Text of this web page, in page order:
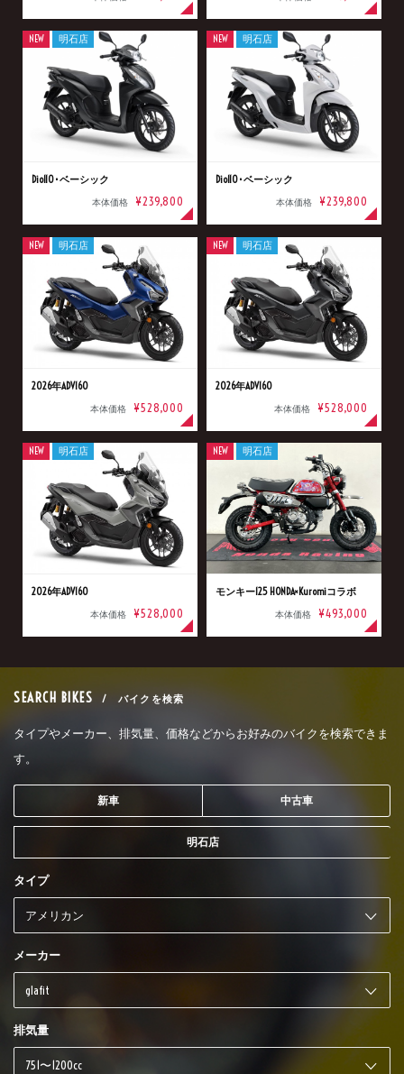
Dio110･ベーシック
本体価格 ¥239,800
NEW 明石店
Dio110･ベーシック
本体価格 ¥239,800
NEW 明石店
2026年ADV160
本体価格 ¥528,000
NEW 明石店
2026年ADV160
本体価格 ¥528,000
NEW 明石店
2026年ADV160
本体価格 ¥528,000
NEW 明石店
モンキー125 HONDA×Kuromiコラボ
本体価格 ¥493,000
NEW 明石店
SEARCH BIKES / バイクを検索
タイプやメーカー、排気量、価格などからお好みのバイクを検索できま
す。
新車 中古車
明石店
タイプ
メーカー
排気量